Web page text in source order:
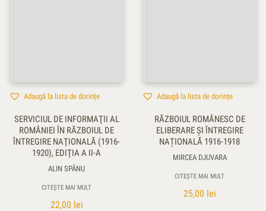
Adaugă la lista de dorințe
SERVICIUL DE INFORMAŢII AL
ROMÂNIEI ÎN RĂZBOIUL DE
ÎNTREGIRE NAŢIONALĂ (1916-
1920), EDIŢIA A II-A
ALIN SPÂNU
CITEȘTE MAI MULT
22,00 lei
Adaugă la lista de dorințe
RĂZBOIUL ROMÂNESC DE
ELIBERARE ȘI ÎNTREGIRE
NAȚIONALĂ 1916-1918
MIRCEA DJUVARA
CITEȘTE MAI MULT
25,00 lei